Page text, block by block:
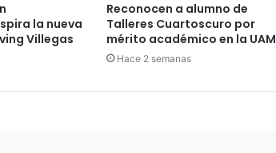
la nueva
Villegas
Reconocen a alumno de
Talleres Cuartoscuro por
mérito académico en la UAM
Hace 2 semanas